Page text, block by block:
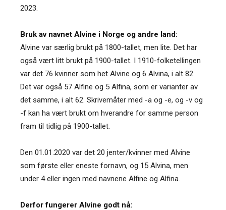
2023.
Bruk av navnet Alvine i Norge og andre land:
Alvine var særlig brukt på 1800-tallet, men lite. Det har
også vært litt brukt på 1900-tallet. I 1910-folketellingen
var det 76 kvinner som het Alvine og 6 Alvina, i alt 82.
Det var også 57 Alfine og 5 Alfina, som er varianter av
det samme, i alt 62. Skrivemåter med -a og -e, og -v og
-f kan ha vært brukt om hverandre for samme person
fram til tidlig på 1900-tallet.
Den 01.01.2020 var det 20 jenter/kvinner med Alvine
som første eller eneste fornavn, og 15 Alvina, men
under 4 eller ingen med navnene Alfine og Alfina.
Derfor fungerer Alvine godt nå: